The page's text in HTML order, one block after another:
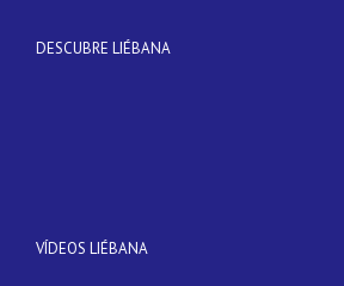
DESCUBRE LIÉBANA
VÍDEOS LIÉBANA